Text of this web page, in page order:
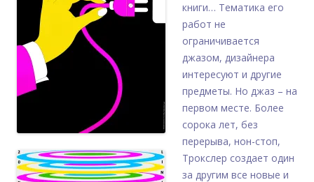
книги… Тематика его
работ не
ограничивается
джазом, дизайнера
интересуют и другие
предметы. Но джаз – на
первом месте. Более
сорока лет, без
перерыва, нон-стоп,
Трокслер создает один
за другим все новые и